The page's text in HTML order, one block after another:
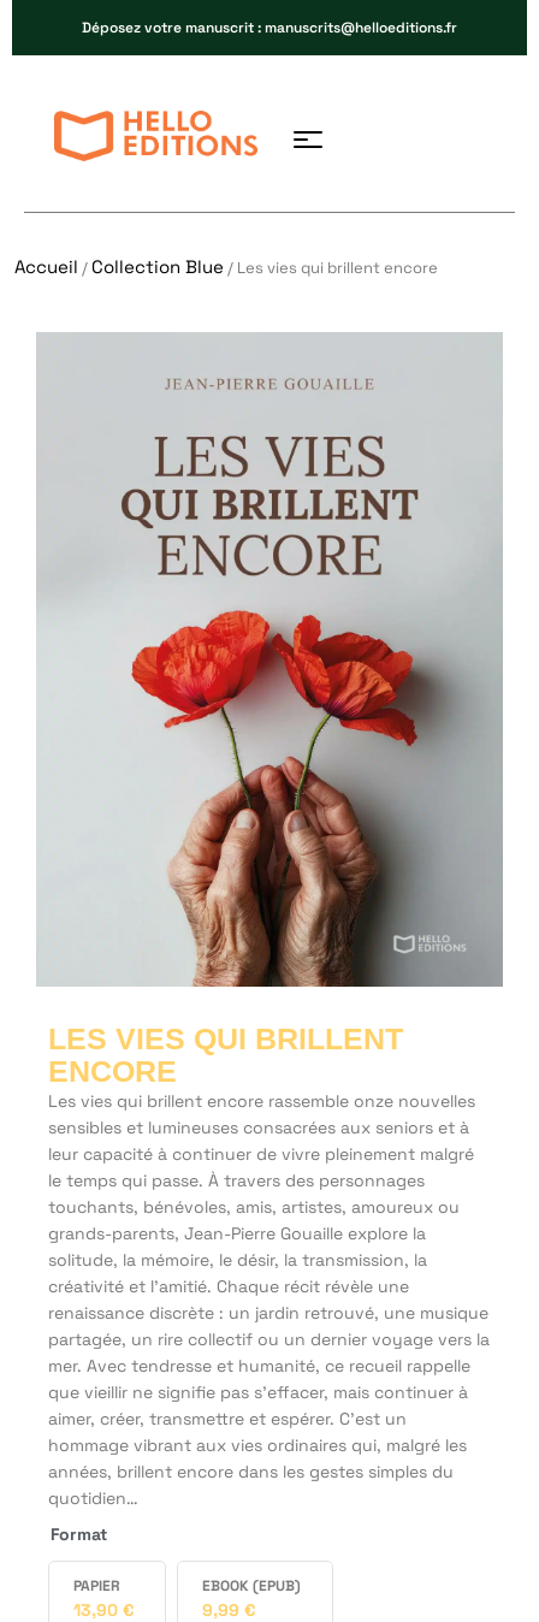
Déposez votre manuscrit : manuscrits@helloeditions.fr
Accueil /Collection Blue / Les vies qui brillent encore
LES VIES QUI BRILLENT
ENCORE
Les vies qui brillent encore rassemble onze nouvelles
sensibles et lumineuses consacrées aux seniors et à
leur capacité à continuer de vivre pleinement malgré
le temps qui passe. À travers des personnages
touchants, bénévoles, amis, artistes, amoureux ou
grands-parents, Jean-Pierre Gouaille explore la
solitude, la mémoire, le désir, la transmission, la
créativité et l’amitié. Chaque récit révèle une
renaissance discrète : un jardin retrouvé, une musique
partagée, un rire collectif ou un dernier voyage vers la
mer. Avec tendresse et humanité, ce recueil rappelle
que vieillir ne signifie pas s’effacer, mais continuer à
aimer, créer, transmettre et espérer. C'est un
hommage vibrant aux vies ordinaires qui, malgré les
années, brillent encore dans les gestes simples du
quotidien…
Format
PAPIER
13,90 €
EBOOK (EPUB)
9,99 €